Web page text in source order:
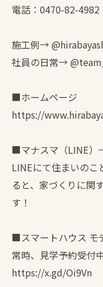
電話：0470-82-4982
施工例→
社員の日常→
■ホームページ
https://
■マナスマ（LINE
LINEにて住まいのこ
ると、家づくりに関
す！
■スマートハウス モ
常時、見学予約受付
https://x.gd/Oi9Vn